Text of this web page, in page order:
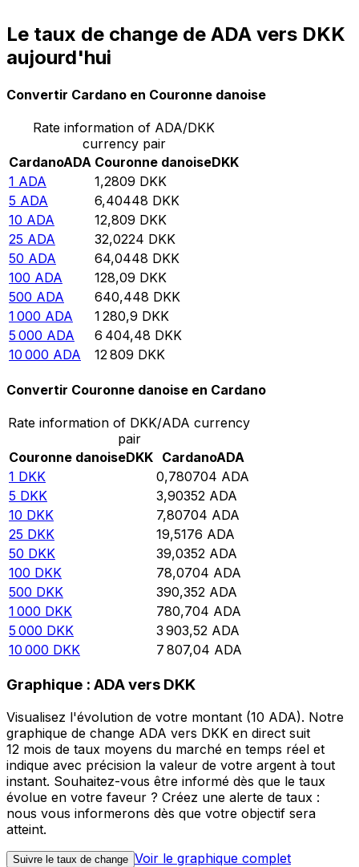
Le taux de change de ADA vers DKK
aujourd'hui
Convertir Cardano en Couronne danoise
Rate information of ADA/DKK
currency pair
CardanoADA Couronne danoiseDKK
1 ADA 1,2809 DKK
5 ADA 6,40448 DKK
10 ADA 12,809 DKK
25 ADA 32,0224 DKK
50 ADA 64,0448 DKK
100 ADA 128,09 DKK
500 ADA 640,448 DKK
1 000 ADA 1 280,9 DKK
5 000 ADA 6 404,48 DKK
10 000 ADA 12 809 DKK
Convertir Couronne danoise en Cardano
Rate information of DKK/ADA currency
pair
Couronne danoiseDKK CardanoADA
1 DKK 0,780704 ADA
5 DKK 3,90352 ADA
10 DKK 7,80704 ADA
25 DKK 19,5176 ADA
50 DKK 39,0352 ADA
100 DKK 78,0704 ADA
500 DKK 390,352 ADA
1 000 DKK 780,704 ADA
5 000 DKK 3 903,52 ADA
10 000 DKK 7 807,04 ADA
Graphique : ADA vers DKK
Visualisez l'évolution de votre montant (10 ADA). Notre
graphique de change ADA vers DKK en direct suit
12 mois de taux moyens du marché en temps réel et
indique avec précision la valeur de votre argent à tout
instant. Souhaitez-vous être informé dès que le taux
évolue en votre faveur ? Créez une alerte de taux :
nous vous informerons dès que votre objectif sera
atteint.
Suivre le taux de change Voir le graphique complet